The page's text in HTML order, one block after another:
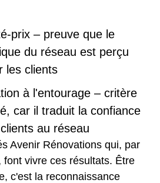
prix – preuve que le
du réseau est perçu
les clients
à l'entourage – critère
car il traduit la confiance
au réseau
Avenir Rénovations qui, par
font vivre ces résultats. Être
c'est la reconnaissance